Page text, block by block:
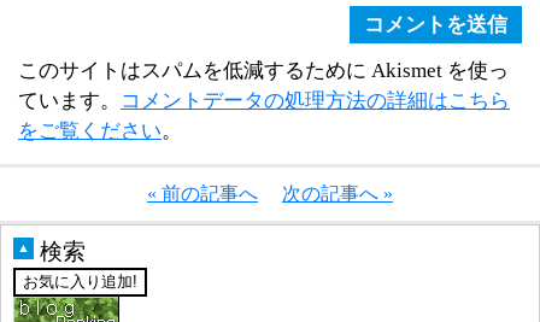
このサイトはスパムを低減するために Akismet を使っ
ています。
コメントデータの処理方法の詳細はこちら
をご覧ください。
« 前の記事へ 次の記事へ »
▲ 検索